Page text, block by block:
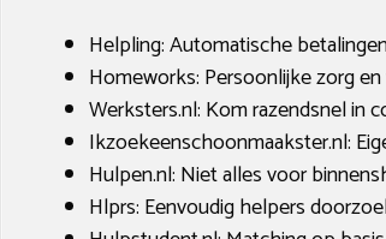
Helpling: Automatische
Homeworks: Persoonlijke zorg
Werksters.nl: Kom razendsnel in
Ikzoekeenschoonmaakster.nl:
Hulpen.nl: Niet alles voor
Hlprs: Eenvoudig helpers